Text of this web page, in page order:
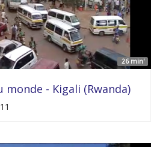
26 min'
monde - Kigali (Rwanda)